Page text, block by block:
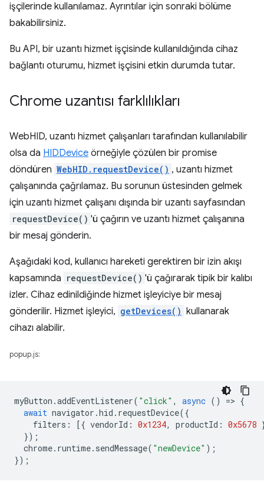
işçilerinde kullanılamaz. Ayrıntılar için sonraki bölüme
bakabilirsiniz.
Bu API, bir uzantı hizmet işçisinde kullanıldığında cihaz
bağlantı oturumu, hizmet işçisini etkin durumda tutar.
Chrome uzantısı farklılıkları
WebHID, uzantı hizmet çalışanları tarafından kullanılabilir
olsa da HIDDevice örneğiyle çözülen bir promise
döndüren WebHID.requestDevice() , uzantı hizmet
çalışanında çağrılamaz. Bu sorunun üstesinden gelmek
için uzantı hizmet çalışanı dışında bir uzantı sayfasından
requestDevice() 'ü çağırın ve uzantı hizmet çalışanına
bir mesaj gönderin.
Aşağıdaki kod, kullanıcı hareketi gerektiren bir izin akışı
kapsamında requestDevice() 'ü çağırarak tipik bir kalıbı
izler. Cihaz edinildiğinde hizmet işleyiciye bir mesaj
gönderilir. Hizmet işleyici, getDevices() kullanarak
cihazı alabilir.
popup.js:
myButton .addEventListener( "click" , async () => {
await navigator .hid . requestDevice({
filters : [{ vendorId : 0x1234, productId : 0x5678
});
chrome. runtime. sendMessage( "newDevice" );
});